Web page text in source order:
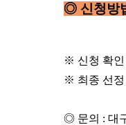
◎ 신청방
※ 신청 확
※ 최종 선
◎ 문의 : 대